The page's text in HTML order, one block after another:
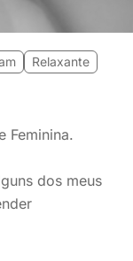
Relaxante
Feminina.
dos meus